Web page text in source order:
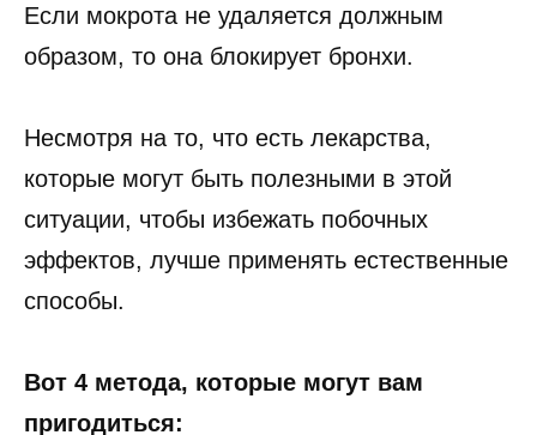
Если мокрота не удаляется должным
образом, то она блокирует бронхи.
Несмотря на то, что есть лекарства,
которые могут быть полезными в этой
ситуации, чтобы избежать побочных
эффектов, лучше применять естественные
способы.
Вот 4 метода, которые могут вам
пригодиться: